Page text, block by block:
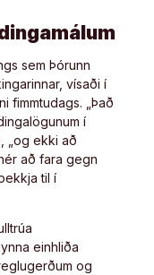
sem Þórunn
vísaði í
fimmtudags. „Það
í
„og ekki að
að fara gegn
til í
einhliða
og